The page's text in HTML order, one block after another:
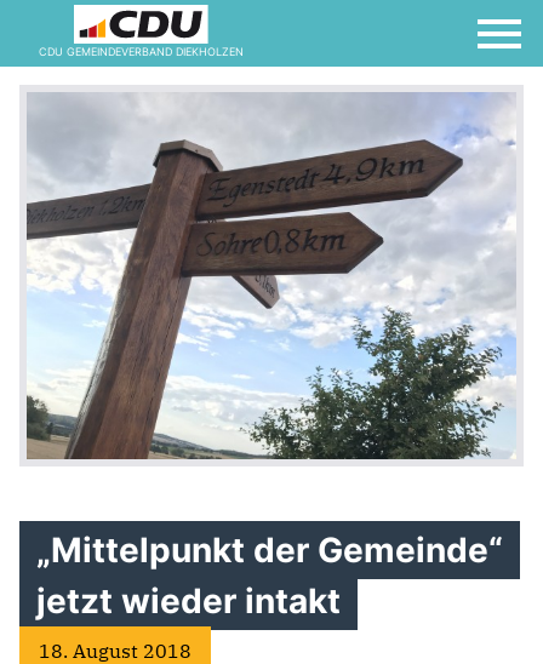
CDU GEMEINDEVERBAND DIEKHOLZEN
„Mittelpunkt der Gemeinde“
jetzt wieder intakt
18. August 2018